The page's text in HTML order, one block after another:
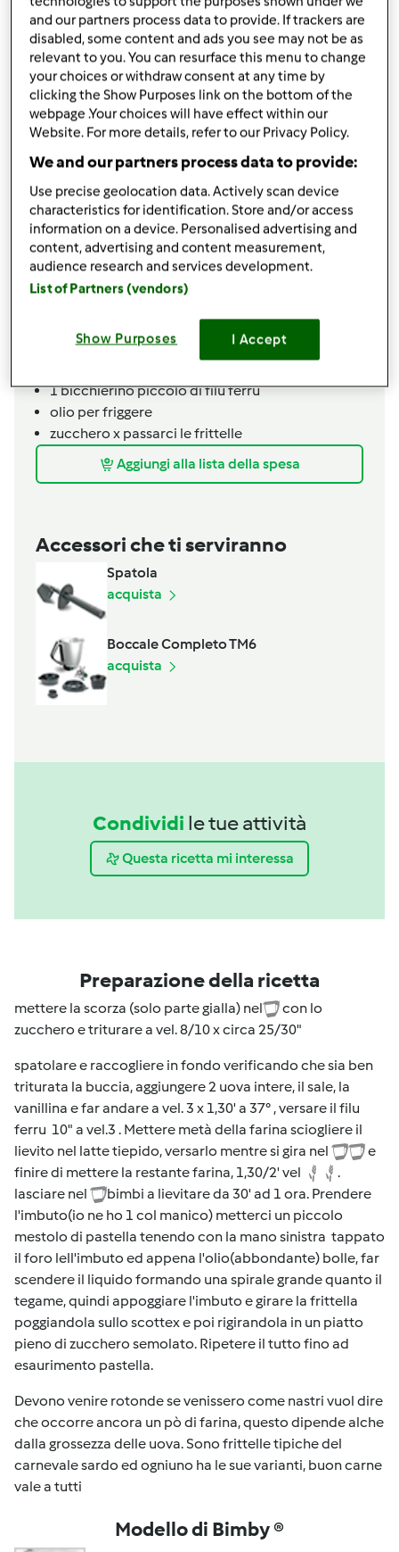
Aggiungi alle mie raccolte
condividi la ricetta
Ingredienti
2uova
50 gr. zucchero
1 busta di vanillina
aroma o buccia di arancia (io ho messo la buccia
pizzicodi sale 1 bustina di lievito x dolci
1 bicchierino piccolo di filu ferru
olio per friggere
zucchero x passarci le frittelle
Aggiungi alla lista della spesa
Accessori che ti serviranno
Spatola
acquista
Boccale Completo TM6
acquista
Condividi le tue attività
Questa ricetta mi interessa
Preparazione della ricetta
mettere la scorza (solo parte gialla) nel
con lo
zucchero e triturare a vel. 8/10 x circa 25/30"
spatolare e raccogliere in fondo verificando che sia ben
triturata la buccia, aggiungere 2 uova intere, il sale, la
vanillina e far andare a vel. 3 x 1,30' a 37° , versare il filu
ferru 10" a vel.3 . Mettere metà della farina sciogliere il
lievito nel latte tiepido, versarlo mentre si gira nel
e
finire di mettere la restante farina, 1,30/2' vel
.
lasciare nel
bimbi a lievitare da 30' ad 1 ora. Prendere
l'imbuto(io ne ho 1 col manico) metterci un piccolo
mestolo di pastella tenendo con la mano sinistra tappato
il foro lell'imbuto ed appena l'olio(abbondante) bolle, far
scendere il liquido formando una spirale grande quanto il
tegame, quindi appoggiare l'imbuto e girare la frittella
poggiandola sullo scottex e poi rigirandola in un piatto
pieno di zucchero semolato. Ripetere il tutto fino ad
esaurimento pastella.
Devono venire rotonde se venissero come nastri vuol dire
che occorre ancora un pò di farina, questo dipende alche
dalla grossezza delle uova. Sono frittelle tipiche del
carnevale sardo ed ogniuno ha le sue varianti, buon carne
vale a tutti
Modello di Bimby ®
and our partners process data to provide. If trackers are
disabled, some content and ads you see may not be as
relevant to you. You can resurface this menu to change
your choices or withdraw consent at any time by
clicking the Show Purposes link on the bottom of the
webpage .Your choices will have effect within our
Website. For more details, refer to our Privacy Policy.
We and our partners process data to provide:
Use precise geolocation data. Actively scan device
characteristics for identification. Store and/or access
information on a device. Personalised advertising and
content, advertising and content measurement,
audience research and services development.
List of Partners (vendors)
Show Purposes I Accept